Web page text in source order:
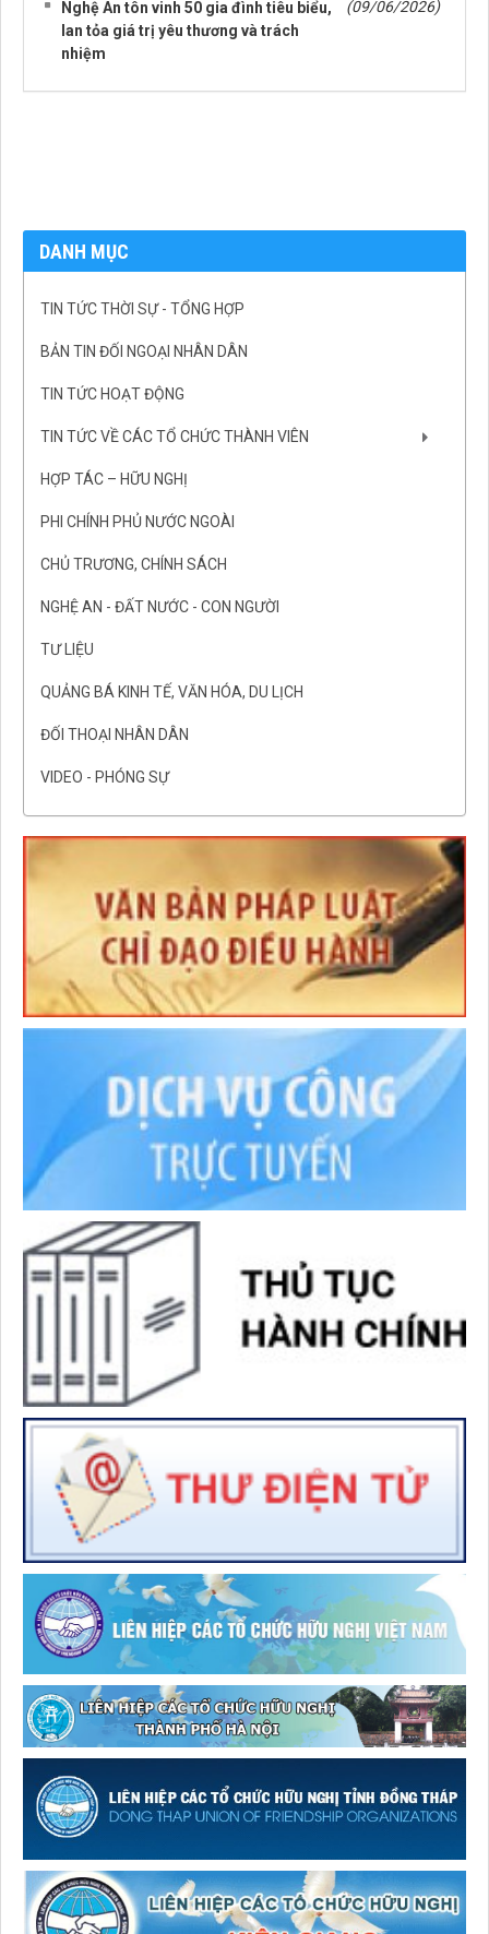
Nghệ An tôn vinh 50 gia đình tiêu biểu,
lan tỏa giá trị yêu thương và trách
nhiệm
(09/06/2026)
DANH MỤC
TIN TỨC THỜI SỰ - TỔNG HỢP
BẢN TIN ĐỐI NGOẠI NHÂN DÂN
TIN TỨC HOẠT ĐỘNG
TIN TỨC VỀ CÁC TỔ CHỨC THÀNH VIÊN
HỢP TÁC – HỮU NGHỊ
PHI CHÍNH PHỦ NƯỚC NGOÀI
CHỦ TRƯƠNG, CHÍNH SÁCH
NGHỆ AN - ĐẤT NƯỚC - CON NGƯỜI
TƯ LIỆU
QUẢNG BÁ KINH TẾ, VĂN HÓA, DU LỊCH
ĐỐI THOẠI NHÂN DÂN
VIDEO - PHÓNG SỰ